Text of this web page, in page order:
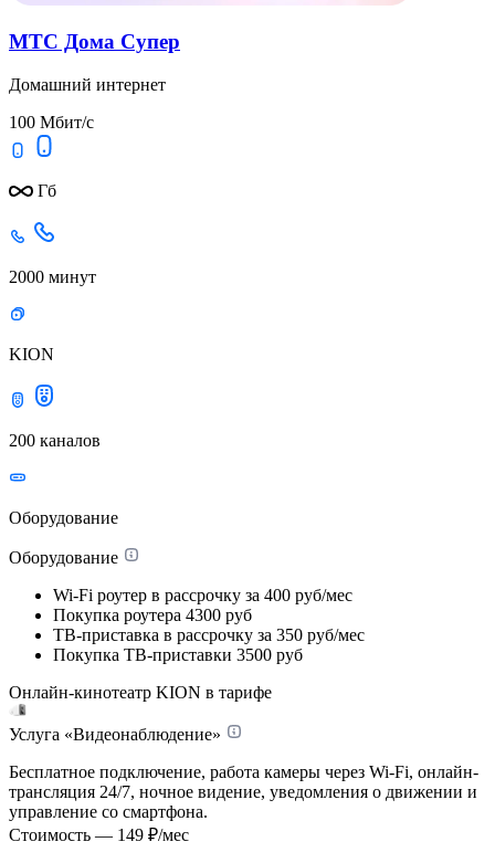
МТС Дома Супер
Домашний интернет
100 Мбит/с
Гб
2000 минут
KION
200 каналов
Оборудование
Оборудование
Wi-Fi роутер в рассрочку за 400 руб/мес
Покупка роутера 4300 руб
ТВ-приставка в рассрочку за 350 руб/мес
Покупка ТВ-приставки 3500 руб
Онлайн-кинотеатр KION в тарифе
Услуга «Видеонаблюдение»
Бесплатное подключение, работа камеры через Wi-Fi, онлайн-
трансляция 24/7, ночное видение, уведомления о движении и
управление со смартфона.
Стоимость — 149 ₽/мес